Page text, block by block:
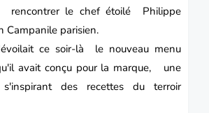
rencontrer le chef étoilé Philippe
Campanile parisien.
ce soir-là le nouveau menu
avait conçu pour la marque, une
des recettes du terroir